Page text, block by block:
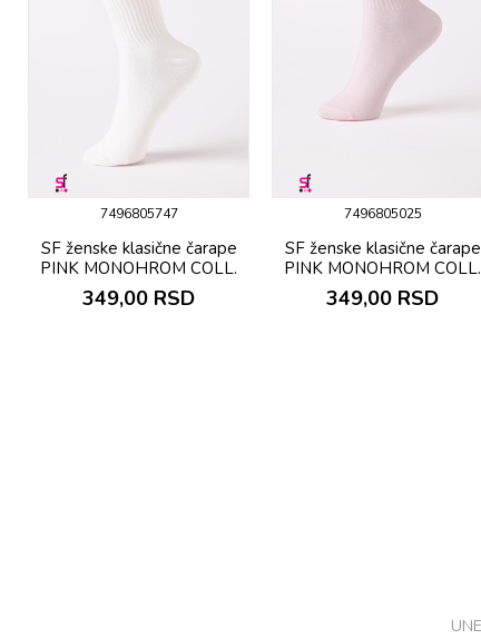
7496805747
SF ženske klasične čarape
PINK MONOHROM COLL.
349,00 RSD
7496805025
SF ženske klasične čarape
PINK MONOHROM COLL.
349,00 RSD